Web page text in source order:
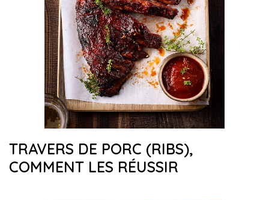
TRAVERS DE PORC (RIBS),
COMMENT LES RÉUSSIR